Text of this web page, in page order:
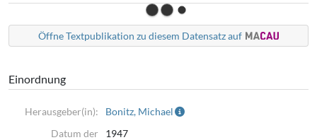
Öffne Textpublikation zu diesem Datensatz auf
Einordnung
Herausgeber(in):
Bonitz, Michael
Datum der
1947